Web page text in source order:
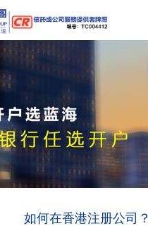
如何在香港注册公司？